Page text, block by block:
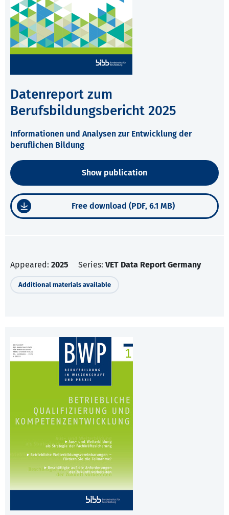
Datenreport zum
Berufsbildungsbericht 2025
Informationen und Analysen zur Entwicklung der
beruflichen Bildung
Show publication
Free download (PDF, 6.1 MB)
Appeared: 2025 Series: VET Data Report Germany
Additional materials available